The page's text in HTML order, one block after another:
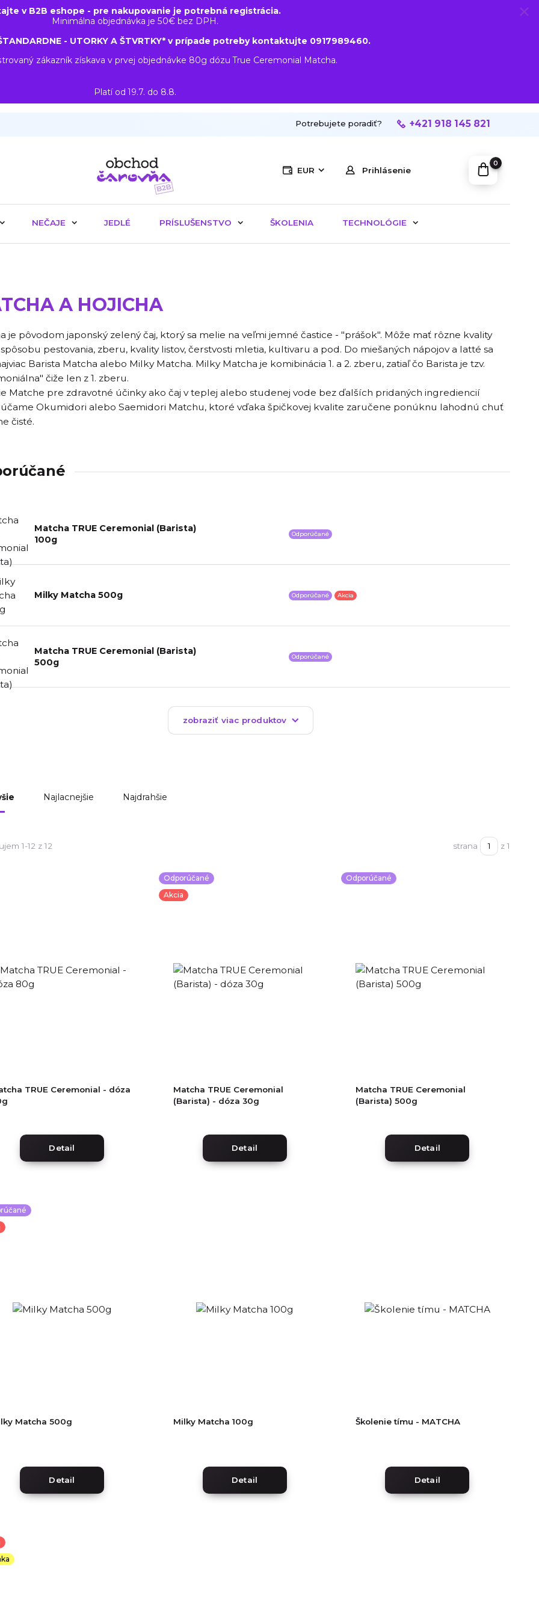
v B2B eshope - pre nakupovanie je potrebná registrácia.
Minimálna objednávka je 50€ bez DPH.
ŠTANDARDNE - UTORKY A ŠTVRTKY* v prípade potreby kontaktujte 0917989460.
zákazník získava v prvej objednávke 80g dózu True Ceremonial Matcha.
Platí od 19.7. do 8.8.
EUR Prihlásenie
Potrebujete poradiť? +421 918 145 821
0
NEČAJE JEDLÉ PRÍSLUŠENSTVO ŠKOLENIA TECHNOLÓGIE
A HOJICHA
je pôvodom japonský zelený čaj, ktorý sa melie na veľmi jemné častice - "prášok". Môže mať rôzne kvality
pestovania, zberu, kvality listov, čerstvosti mletia, kultivaru a pod. Do miešaných nápojov a latté sa
Barista Matcha alebo Milky Matcha. Milky Matcha je komibinácia 1. a 2. zberu, zatiaľ čo Barista je tzv.
čiže len z 1. zberu.
Matche pre zdravotné účinky ako čaj v teplej alebo studenej vode bez ďalších pridaných ingrediencií
Okumidori alebo Saemidori Matchu, ktoré vďaka špičkovej kvalite zaručene ponúknu lahodnú chuť
čisté.
Matcha TRUE Ceremonial (Barista)
100g
Odporúčané
Milky Matcha 500g Odporúčané Akcia
Matcha TRUE Ceremonial (Barista)
500g
Odporúčané
zobraziť viac produktov
Najlacnejšie Najdrahšie
1-12 z 12 strana z 1
TRUE Ceremonial - dóza
Detail
Odporúčané
Akcia
Matcha TRUE Ceremonial
(Barista) - dóza 30g
Detail
Odporúčané
Matcha TRUE Ceremonial
(Barista) 500g
Detail
Matcha 500g
Detail
Milky Matcha 100g
Detail
Školenie tímu - MATCHA
Detail